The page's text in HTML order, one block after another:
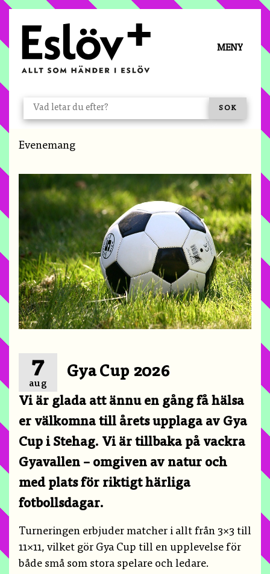
TILL INNEHÅLL
MENY
SÖK
Du är här:
Evenemang
7
aug
Gya Cup 2026
Vi är glada att ännu en gång få hälsa
er välkomna till årets upplaga av Gya
Cup i Stehag. Vi är tillbaka på vackra
Gyavallen – omgiven av natur och
med plats för riktigt härliga
fotbollsdagar.
Turneringen erbjuder matcher i allt från 3×3 till
11×11, vilket gör Gya Cup till en upplevelse för
både små som stora spelare och ledare.